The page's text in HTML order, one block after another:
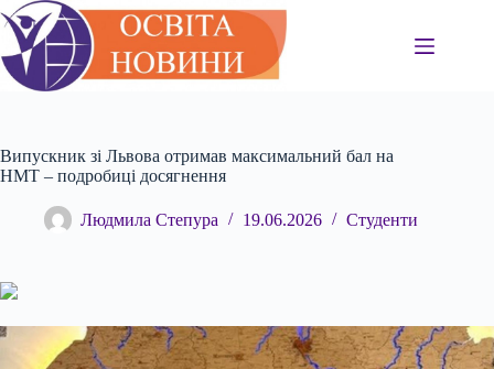
Перейти
до
вмісту
Випускник зі Львова отримав максимальний бал на
НМТ – подробиці досягнення
Людмила Степура 19.06.2026 Студенти